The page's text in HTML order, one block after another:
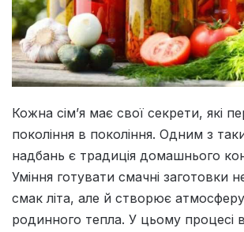
Кожна сім’я має свої секрети, які
покоління в покоління. Одним з
надбань є традиція домашнього
Уміння готувати смачні заготовки
смак літа, але й створює
родинного тепла. У цьому процесі